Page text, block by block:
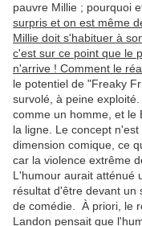
pauvre Millie ; pourquoi
surpris et on est même
Millie doit s'habituer à
c'est sur ce point que le
n'arrive ! Comment le
le potentiel de "Freaky
survolé, à peine
comme un homme, et le
la ligne. Le concept
dimension comique, ce
car la violence extrême
L'humour aurait atténué
résultat d'être devant un
de comédie. À priori, le
Landon pensait que